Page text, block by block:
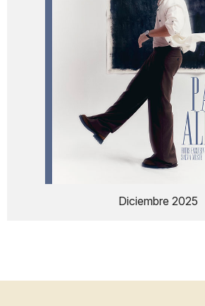
Diciembre 2025